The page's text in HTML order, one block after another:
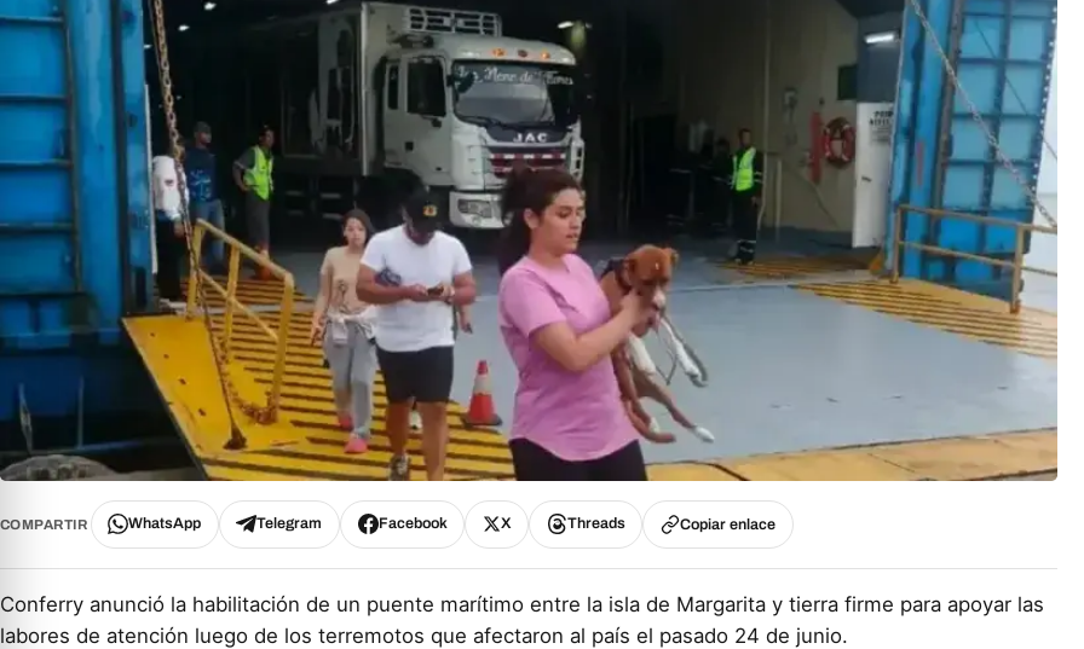
COMPARTIR WhatsApp Telegram Facebook X Threads Copiar enlace
Conferry anunció la habilitación de un puente marítimo entre la isla de Margarita y tierra firme para apoyar las
labores de atención luego de los terremotos que afectaron al país el pasado 24 de junio.